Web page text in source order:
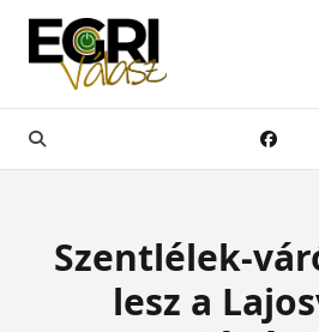
Skip
content
Szentlélek-
lesz a